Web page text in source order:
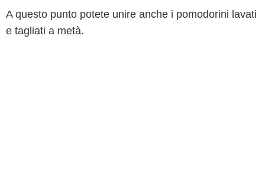
A questo punto potete unire anche i pomodorini lavati
e tagliati a metà.